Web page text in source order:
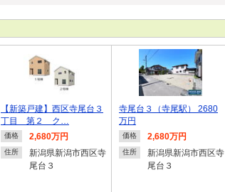
【新築戸建】西区寺尾台３
丁目 第２ ク…
価格 2,680万円
住所
新潟県新潟市西区寺
尾台３
寺尾台３（寺尾駅） 2680
万円
価格 2,680万円
住所
新潟県新潟市西区寺
尾台３